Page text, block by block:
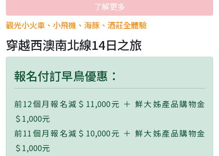
了解更多
觀光小火車、小飛機、海豚、酒莊全體驗
穿越西澳南北線14日之旅
報名付訂早鳥優惠：
前12個月報名減＄11,000元 ＋ 鮮大姊產品購物金
＄1,000元
前11個月報名減＄10,000元 ＋ 鮮大姊產品購物金
＄1,000元